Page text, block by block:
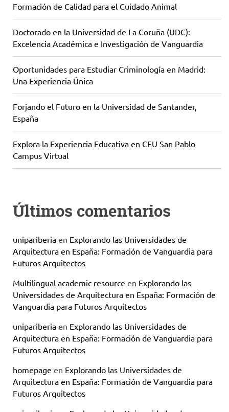
Formación de Calidad para el Cuidado Animal
Doctorado en la Universidad de La Coruña (UDC):
Excelencia Académica e Investigación de Vanguardia
Oportunidades para Estudiar Criminología en Madrid:
Una Experiencia Única
Forjando el Futuro en la Universidad de Santander,
España
Explora la Experiencia Educativa en CEU San Pablo
Campus Virtual
Últimos comentarios
unipariberia en Explorando las Universidades de
Arquitectura en España: Formación de Vanguardia para
Futuros Arquitectos
Multilingual academic resource en Explorando las
Universidades de Arquitectura en España: Formación de
Vanguardia para Futuros Arquitectos
unipariberia en Explorando las Universidades de
Arquitectura en España: Formación de Vanguardia para
Futuros Arquitectos
homepage en Explorando las Universidades de
Arquitectura en España: Formación de Vanguardia para
Futuros Arquitectos